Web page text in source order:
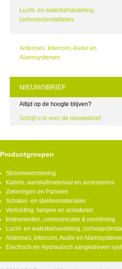
Lucht- en waterbehandeling,
(scheeps)installaties
Antennes, Intercom, Audio en
Alarmsystemen
NIEUWSBRIEF
Altijd op de hoogte blijven?
Schrijf u in voor de nieuwsbrief.
Productgroepen
Stroomvoorziening
Kabels, aansluitmateriaal en accessoires
Zekeringen en Panelen
Schakel- en stekkermaterialen
Verlichting, lampen en armaturen
Instrumenten, communicatie & monitoring
Lucht- en waterbehandeling,
Antennes, Intercom, Audio en
Electrisch en Hydraulisch aangedreven